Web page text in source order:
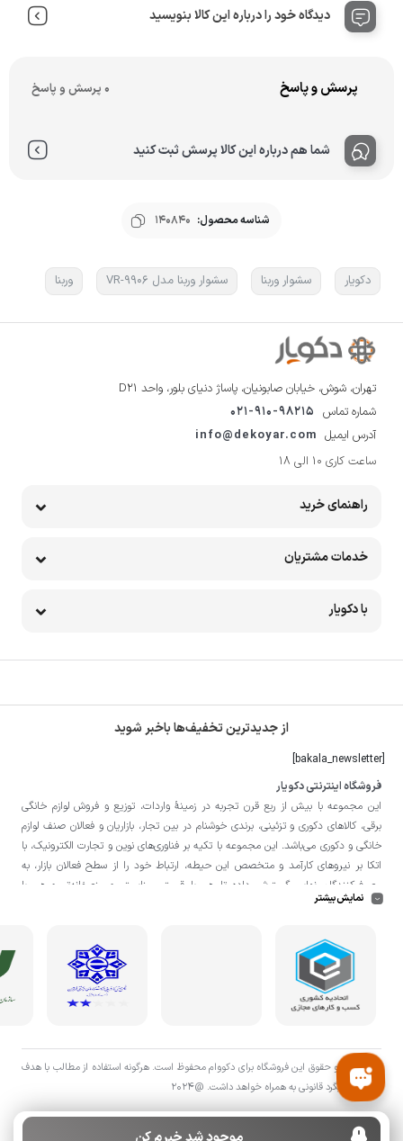
دیدگاه خود را درباره این کالا بنویسید
پرسش و پاسخ 0 پرسش و پاسخ
شما هم درباره این کالا پرسش ثبت کنید
شناسه محصول: 140840
دکویار سشوار وربنا سشوار وربنا مدل VR-9906 وربنا
تهران، شوش، خیابان صابونیان، پاساژ دنیای بلور، واحد D21
شماره تماس 021-910-98215
آدرس ایمیل info@dekoyar.com
ساعت کاری 10 الی 18
راهنمای خرید
خدمات مشتریان
با دکویار
از جدیدترین تخفیف‌ها باخبر شوید
فروشگاه اینترنتی دکویار
این مجموعه با بيش از ربع قرن تجربه در زمينۀ واردات، توزيع و فروش لوازم خانگی
برقی، کالاهای دکوری و تزئینی، برندی خوشنام در بين تجار، بازاريان و فعالان صنف لوازم
خانگی و دکوری می‌باشد. این مجموعه با تكيه بر فناوری‌های نوين و تجارت الكترونيک، با
اتکا بر نيروهای كارآمد و متخصص اين حيطه، ارتباط خود را از سطح فعالان بازار، به
مصرف‌كنندگان نهايی گسترش داده تا هم با قيمتی مناسبتر و منصفانه‌تر و هم با
خدماتی گسترده‌تر و كيفی‌تر در خدمت هموطنان عزیز در اقصی نقاط ميهنمان باشد.
کالا از انبار تنها در صورت ثبت سفارش قبلی از طریق سایت و انتخاب زمان، امکان پذیر
نمایش بیشتر
تمامی حق و حقوق اين فروشگاه برای دکووام محفوظ است. هرگونه استفاده از مطالب با هدف
اقتصادی پیگرد قانونی به همراه خواهد داشت. @2024